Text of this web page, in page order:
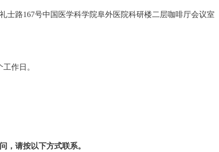
士路167号中国医学科学院阜外医院科研楼二层咖啡厅会议室
作日。
，请按以下方式联系。